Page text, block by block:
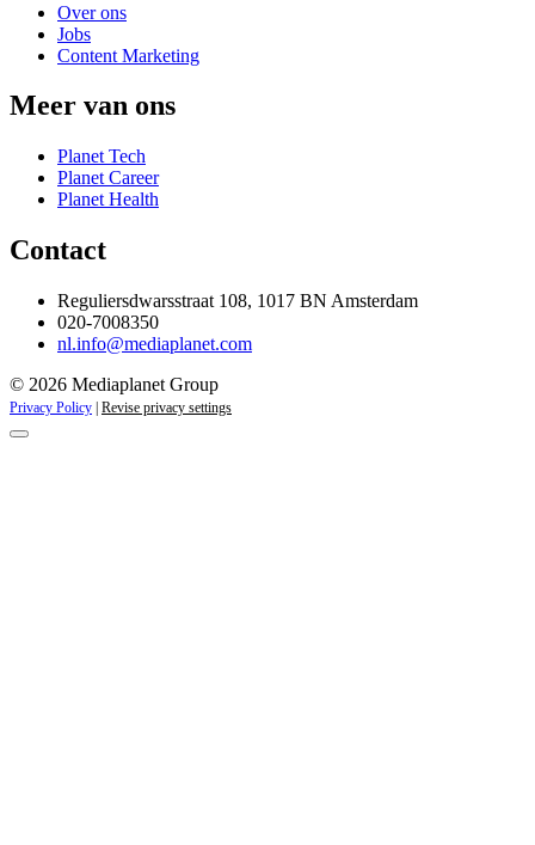
Over ons
Jobs
Content Marketing
Meer van ons
Planet Tech
Planet Career
Planet Health
Contact
Reguliersdwarsstraat 108, 1017 BN Amsterdam
020-7008350
nl.info@mediaplanet.com
© 2026 Mediaplanet Group
Privacy Policy Revise privacy settings